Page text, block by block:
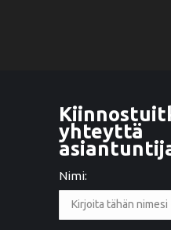
yhteyttä
Nimi: